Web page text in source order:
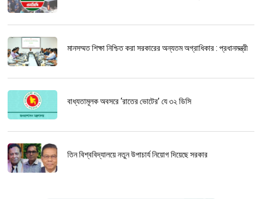
মানসম্মত শিক্ষা নিশ্চিত করা সরকারের অন্যতম অগ্রাধিকার : প্রধানমন্ত্রী
বাধ্যতামূলক অবসরে ‘রাতের ভোটের’ যে ৩২ ডিসি
তিন বিশ্ববিদ্যালয়ে নতুন উপাচার্য নিয়োগ দিয়েছে সরকার